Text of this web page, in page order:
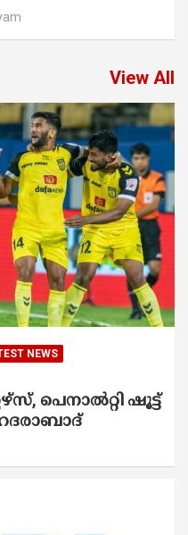
View All
NEWS
പെനാൽറ്റി ഷൂട്ട്